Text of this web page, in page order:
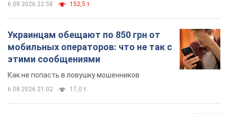
6.08.2026 22:58 152,5 т.
Украинцам обещают по 850 грн от
мобильных операторов: что не так с
этими сообщениями
Как не попасть в ловушку мошенников
6.08.2026 21:02 17,0 т.